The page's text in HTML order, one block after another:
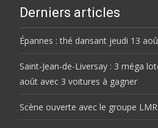
Derniers articles
Épannes : thé dansant jeudi 13
Saint-Jean-de-Liversay : 3 méga
août avec 3 voitures à gagner
Scène ouverte avec le groupe LMR